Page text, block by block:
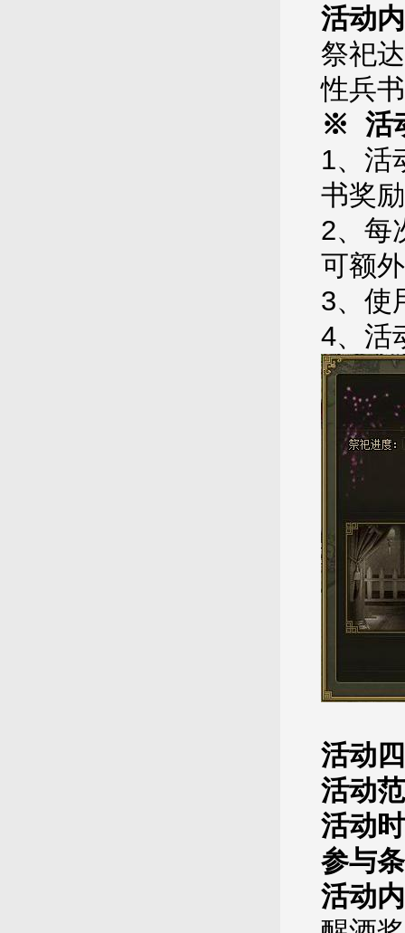
活动
祭祀
性兵
※ 活
1、活
书奖
2、每
可额
3、使
4、活
活动
活动
活动
参与
活动